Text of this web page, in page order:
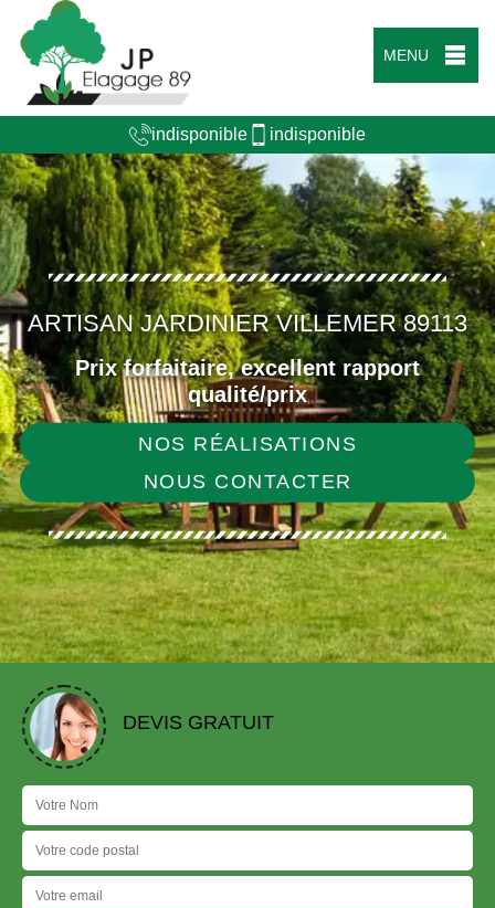
MENU
indisponible indisponible
ARTISAN JARDINIER VILLEMER 89113
Prix forfaitaire, excellent rapport
qualité/prix
NOS RÉALISATIONS
NOUS CONTACTER
DEVIS GRATUIT